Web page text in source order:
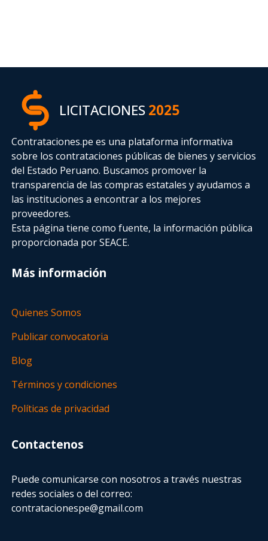
LICITACIONES2025
Contrataciones.pe es una plataforma informativa
sobre los contrataciones públicas de bienes y servicios
del Estado Peruano. Buscamos promover la
transparencia de las compras estatalesy ayudamos a
las instituciones a encontrar a los mejores
proveedores.
Esta página tiene como fuente, la información pública
proporcionada por SEACE.
Más información
Quienes Somos
Publicar convocatoria
Blog
Términos y condiciones
Políticas de privacidad
Contactenos
Puede comunicarse con nosotros a través nuestras
redes sociales o del correo:
contratacionespe@gmail.com